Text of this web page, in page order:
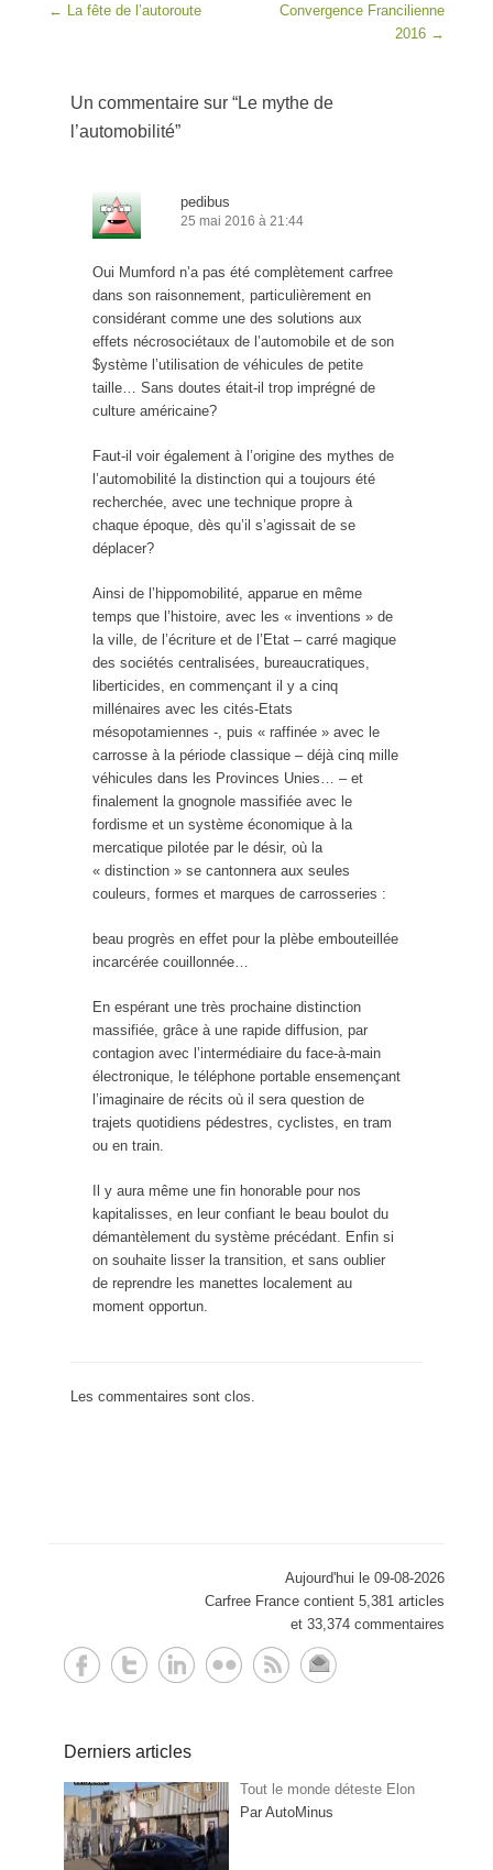
Post navigation
← La fête de l’autoroute
Convergence Francilienne
2016 →
Un commentaire sur “Le mythe de
l’automobilité”
pedibus
25 mai 2016 à 21:44
Oui Mumford n’a pas été complètement carfree
dans son raisonnement, particulièrement en
considérant comme une des solutions aux
effets nécrosociétaux de l’automobile et de son
$ystème l’utilisation de véhicules de petite
taille… Sans doutes était-il trop imprégné de
culture américaine?
Faut-il voir également à l’origine des mythes de
l’automobilité la distinction qui a toujours été
recherchée, avec une technique propre à
chaque époque, dès qu’il s’agissait de se
déplacer?
Ainsi de l’hippomobilité, apparue en même
temps que l’histoire, avec les « inventions » de
la ville, de l’écriture et de l’Etat – carré magique
des sociétés centralisées, bureaucratiques,
liberticides, en commençant il y a cinq
millénaires avec les cités-Etats
mésopotamiennes -, puis « raffinée » avec le
carrosse à la période classique – déjà cinq mille
véhicules dans les Provinces Unies… – et
finalement la gnognole massifiée avec le
fordisme et un système économique à la
mercatique pilotée par le désir, où la
« distinction » se cantonnera aux seules
couleurs, formes et marques de carrosseries :
beau progrès en effet pour la plèbe embouteillée
incarcérée couillonnée…
En espérant une très prochaine distinction
massifiée, grâce à une rapide diffusion, par
contagion avec l’intermédiaire du face-à-main
électronique, le téléphone portable ensemençant
l’imaginaire de récits où il sera question de
trajets quotidiens pédestres, cyclistes, en tram
ou en train.
Il y aura même une fin honorable pour nos
kapitalisses, en leur confiant le beau boulot du
démantèlement du système précédant. Enfin si
on souhaite lisser la transition, et sans oublier
de reprendre les manettes localement au
moment opportun.
Les commentaires sont clos.
Aujourd'hui le 09-08-2026
Carfree France contient 5,381 articles
et 33,374 commentaires
Derniers articles
Tout le monde déteste Elon
Par AutoMinus